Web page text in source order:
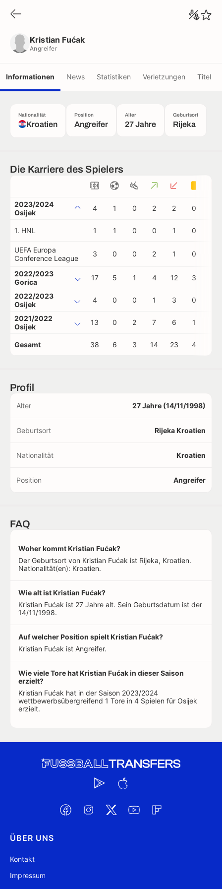
Kristian Fućak
Angreifer
Informationen News Statistiken Verletzungen Titel
Nationalität
Kroatien
Position
Angreifer
Alter
27 Jahre
Geburtsort
Rijeka
Die Karriere des Spielers
2023/2024
Osijek
4 1 0 2 2 0
1. HNL 1 1 0 0 1 0
UEFA Europa
Conference League
3 0 0 2 1 0
2022/2023
Gorica
17 5 1 4 12 3
2022/2023
Osijek
4 0 0 1 3 0
2021/2022
Osijek
13 0 2 7 6 1
Gesamt 38 6 3 14 23 4
Profil
Alter 27 Jahre (14/11/1998)
Geburtsort Rijeka Kroatien
Nationalität Kroatien
Position Angreifer
FAQ
Woher kommt Kristian Fućak?
Der Geburtsort von Kristian Fućak ist Rijeka, Kroatien.
Nationalität(en): Kroatien.
Wie alt ist Kristian Fućak?
Kristian Fućak ist 27 Jahre alt. Sein Geburtsdatum ist der
14/11/1998.
Auf welcher Position spielt Kristian Fućak?
Kristian Fućak ist Angreifer.
Wie viele Tore hat Kristian Fućak in dieser Saison
erzielt?
Kristian Fućak hat in der Saison 2023/2024
wettbewerbsübergreifend 1 Tore in 4 Spielen für Osijek
erzielt.
ÜBER UNS
Kontakt
Impressum